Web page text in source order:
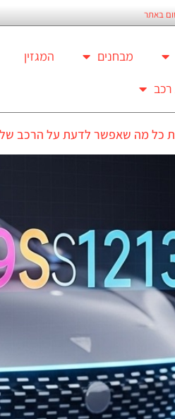
באתר
מבחנים המגזין
רכב
כל מה שאפשר לדעת על הרכב